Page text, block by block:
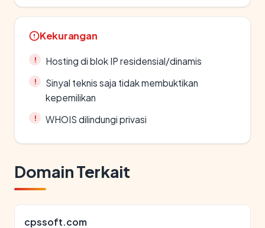
Kekurangan
Hosting di blok IP residensial/dinamis
Sinyal teknis saja tidak membuktikan
kepemilikan
WHOIS dilindungi privasi
Domain Terkait
cpssoft.com